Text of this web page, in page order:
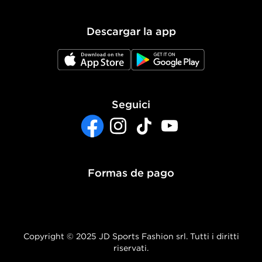
Política de Cookies
Ajustes de Cookies
Sistema interno de información del grupo JD
- Whistleblowing
Descargar la app
JD App Store JD Google Play
Seguici
Formas de pago
Copyright © 2025 JD Sports Fashion srl. Tutti i diritti
riservati.